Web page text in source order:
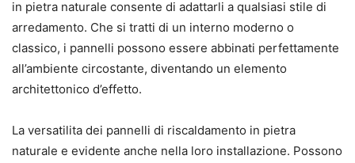
in pietra naturale consente di adattarli a qualsiasi stile di
arredamento. Che si tratti di un interno moderno o
classico, i pannelli possono essere abbinati perfettamente
all’ambiente circostante, diventando un elemento
architettonico d’effetto.
La versatilita dei pannelli di riscaldamento in pietra
naturale e evidente anche nella loro installazione. Possono